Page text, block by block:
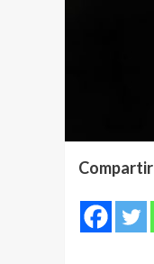
Compartir